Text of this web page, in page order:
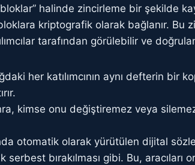
halinde zincirleme bir şekilde
kriptografik olarak bağlanır. Bu
tarafından görülebilir ve
her katılımcının aynı defterin bir
kimse onu değiştiremez veya
otomatik olarak yürütülen dijital
bırakılması gibi. Bu, aracıları